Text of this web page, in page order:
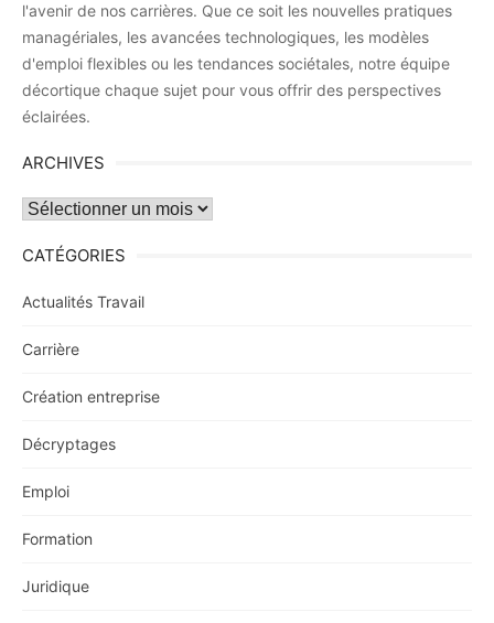
l'avenir de nos carrières. Que ce soit les nouvelles pratiques
managériales, les avancées technologiques, les modèles
d'emploi flexibles ou les tendances sociétales, notre équipe
décortique chaque sujet pour vous offrir des perspectives
éclairées.
ARCHIVES
Archives
CATÉGORIES
Actualités Travail
Carrière
Création entreprise
Décryptages
Emploi
Formation
Juridique